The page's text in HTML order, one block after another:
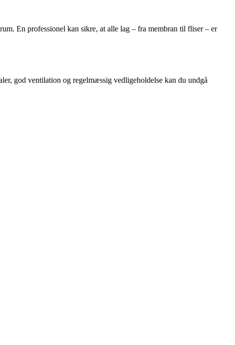
En professionel kan sikre, at alle lag – fra membran til fliser – er
god ventilation og regelmæssig vedligeholdelse kan du undgå